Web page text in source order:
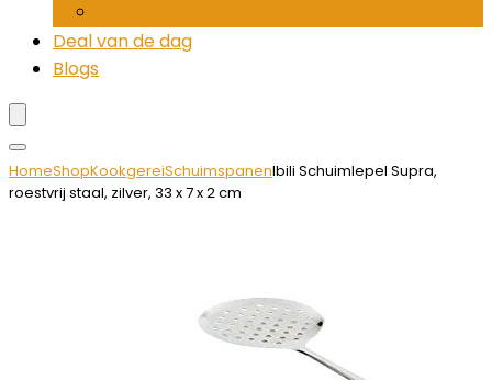
Deal van de dag
Blogs
HomeShopKookgereiSchuimspanenIbili Schuimlepel Supra,
roestvrij staal, zilver, 33 x 7 x 2 cm